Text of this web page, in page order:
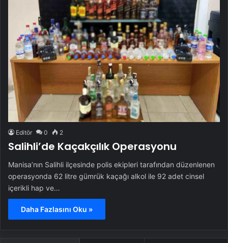
Editör 0 2
Salihli’de Kaçakçılık Operasyonu
Manisa’nın Salihli ilçesinde polis ekipleri tarafından düzenlenen
operasyonda 62 litre gümrük kaçağı alkol ile 92 adet cinsel
içerikli hap ve…
Daha Fazlasını Oku »